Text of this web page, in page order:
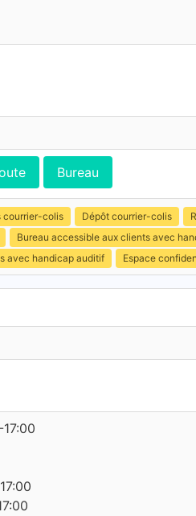
Bureau
courrier-colis Dépôt courrier-colis
Bureau accessible aux clients avec
avec handicap auditif
Espace